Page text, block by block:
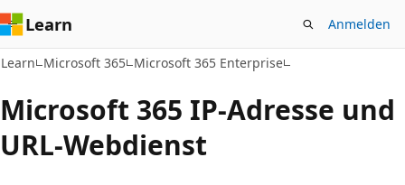
Learn Anmelden
Learn Microsoft 365 Microsoft 365 Enterprise
Microsoft 365 IP-Adresse und
URL-Webdienst